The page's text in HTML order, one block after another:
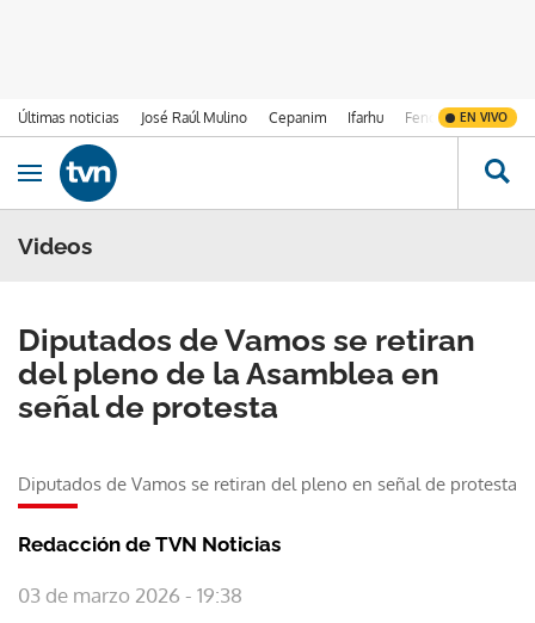
Últimas noticias José Raúl Mulino Cepanim Ifarhu Fenómeno de El
EN VIVO
Ir al contenido
Obrir navegació
Videos
Diputados de Vamos se retiran
del pleno de la Asamblea en
señal de protesta
Diputados de Vamos se retiran del pleno en señal de protesta
Redacción de TVN Noticias
03 de marzo 2026 - 19:38